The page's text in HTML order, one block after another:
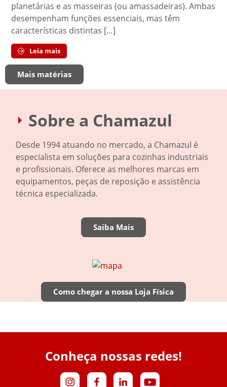
planetárias e as masseiras (ou amassadeiras). Ambas
desempenham funções essenciais, mas têm
características distintas […]
Leia mais
Mais matérias
Sobre a Chamazul
Desde 1994 atuando no mercado, a Chamazul é
especialista em soluções para cozinhas industriais
e profissionais. Oferece as melhores marcas em
equipamentos, peças de reposição e assistência
técnica especializada.
Saiba Mais
Como chegar a nossa Loja Física
Conheça nossas redes!